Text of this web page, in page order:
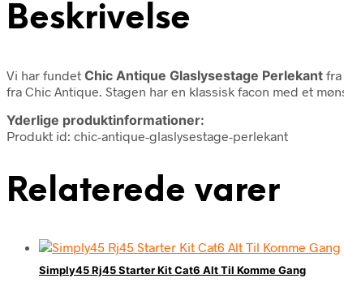
Beskrivelse
Vi har fundet Chic Antique Glaslysestage Perlekant fra
fra Chic Antique. Stagen har en klassisk facon med et
Yderlige produktinformationer:
Produkt id: chic-antique-glaslysestage-perlekant
Relaterede varer
Simply45 Rj45 Starter Kit Cat6 Alt Til Komme Gang